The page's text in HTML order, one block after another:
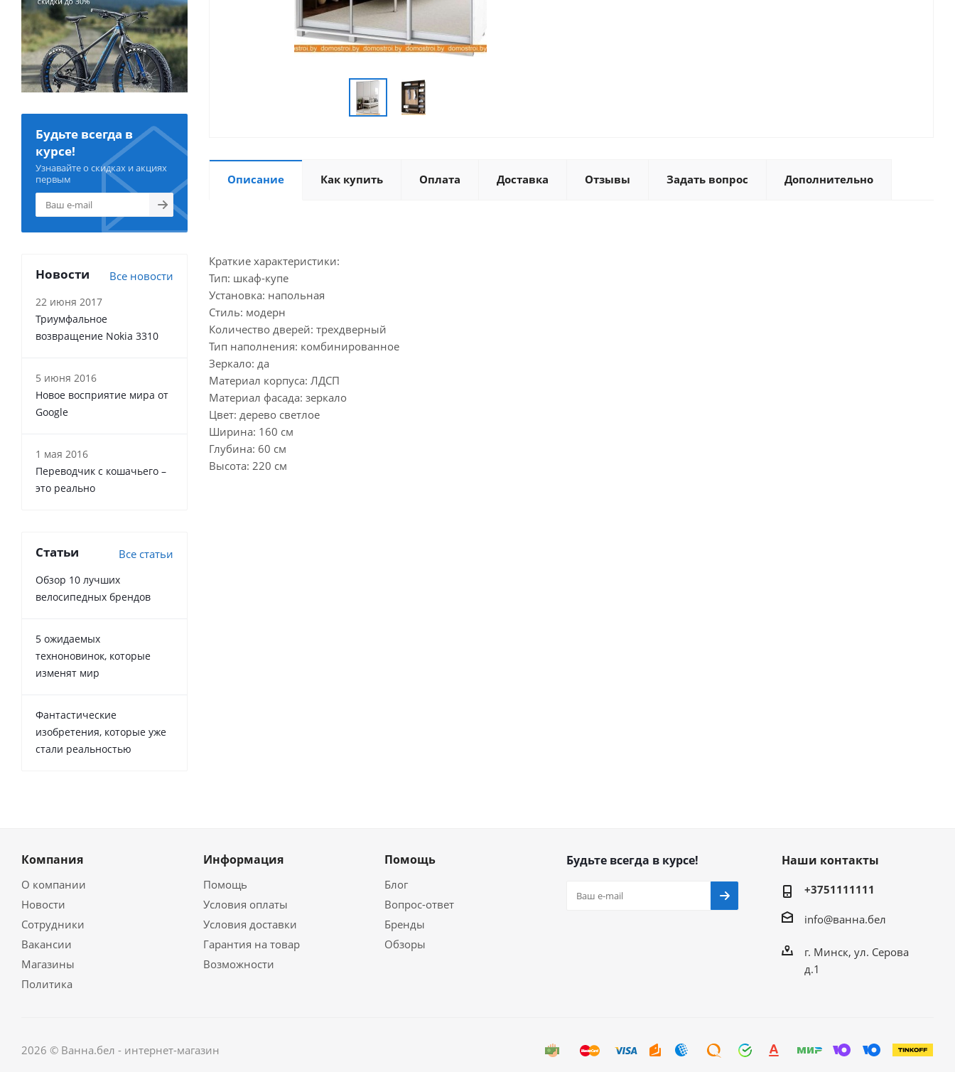
Описание Как купить Оплата Доставка Отзывы Задать вопрос Дополнительно
Краткие характеристики:
Тип: шкаф-купе
Установка: напольная
Стиль: модерн
Количество дверей: трехдверный
Тип наполнения: комбинированное
Зеркало: да
Материал корпуса: ЛДСП
Материал фасада: зеркало
Цвет: дерево светлое
Ширина: 160 см
Глубина: 60 см
Высота: 220 см
Будьте всегда в
курсе!
Узнавайте о скидках и акциях
первым
Новости Все новости
22 июня 2017
Триумфальное
возвращение Nokia 3310
5 июня 2016
Новое восприятие мира от
Google
1 мая 2016
Переводчик с кошачьего –
это реально
Статьи Все статьи
Обзор 10 лучших
велосипедных брендов
5 ожидаемых
техноновинок, которые
изменят мир
Фантастические
изобретения, которые уже
стали реальностью
Компания
О компании
Новости
Сотрудники
Вакансии
Магазины
Политика
Информация
Помощь
Условия оплаты
Условия доставки
Гарантия на товар
Возможности
Помощь
Блог
Вопрос-ответ
Бренды
Обзоры
Будьте всегда в курсе! Наши контакты
+3751111111
info@ванна.бел
г. Минск, ул. Серова
д.1
2026 © Ванна.бел - интернет-магазин